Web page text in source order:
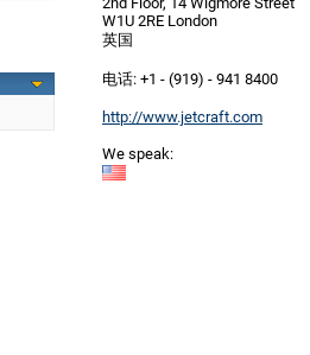
W1U 2RE London
英国
电话: +1 - (919) - 941 8400
http://www.jetcraft.com
We speak: